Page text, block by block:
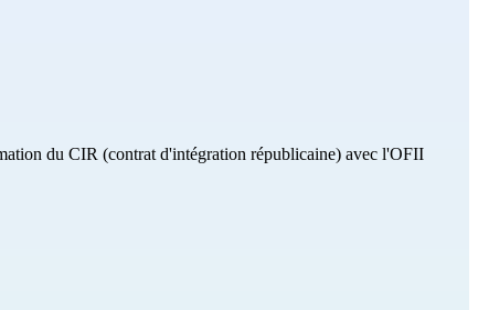
du CIR (contrat d'intégration républicaine) avec l'OFII